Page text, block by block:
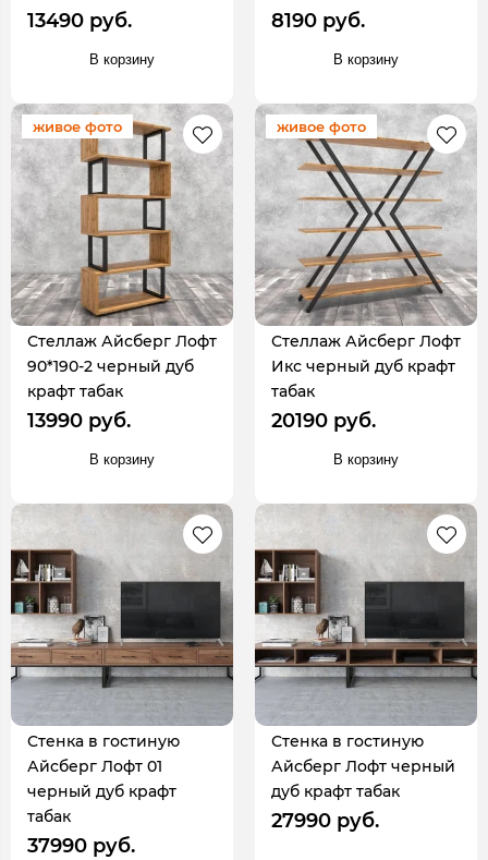
13490 руб.
В корзину
8190 руб.
В корзину
живое фото
Стеллаж Айсберг Лофт
90*190-2 черный дуб
крафт табак
13990 руб.
В корзину
живое фото
Стеллаж Айсберг Лофт
Икс черный дуб крафт
табак
20190 руб.
В корзину
Стенка в гостиную
Айсберг Лофт 01
черный дуб крафт
табак
37990 руб.
Стенка в гостиную
Айсберг Лофт черный
дуб крафт табак
27990 руб.